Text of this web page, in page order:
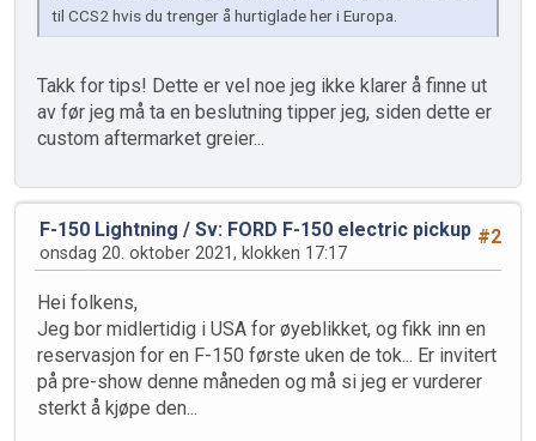
til CCS2 hvis du trenger å hurtiglade her i Europa.
Takk for tips! Dette er vel noe jeg ikke klarer å finne ut
av før jeg må ta en beslutning tipper jeg, siden dette er
custom aftermarket greier...
#2
F-150 Lightning / Sv: FORD F-150 electric pickup
onsdag 20. oktober 2021, klokken 17:17
Hei folkens,
Jeg bor midlertidig i USA for øyeblikket, og fikk inn en
reservasjon for en F-150 første uken de tok... Er invitert
på pre-show denne måneden og må si jeg er vurderer
sterkt å kjøpe den...